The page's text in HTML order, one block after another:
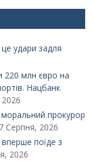
удари задля
220 млн євро на
Нацбанк
прокурор
7 Серпня, 2026
поїде з
2026